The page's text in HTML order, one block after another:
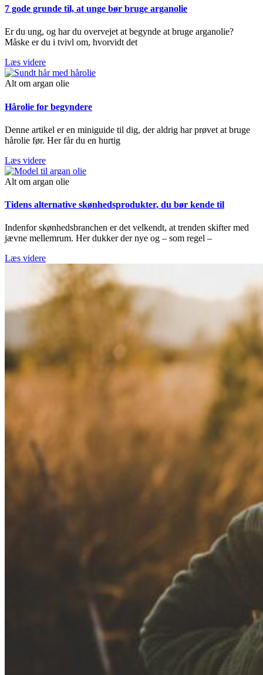
7 gode grunde til, at unge bør bruge arganolie
Er du ung, og har du overvejet at begynde at bruge arganolie?
Måske er du i tvivl om, hvorvidt det
Læs videre
Alt om argan olie
Hårolie for begyndere
Denne artikel er en miniguide til dig, der aldrig har prøvet at bruge
hårolie før. Her får du en hurtig
Læs videre
Alt om argan olie
Tidens alternative skønhedsprodukter, du bør kende til
Indenfor skønhedsbranchen er det velkendt, at trenden skifter med
jævne mellemrum. Her dukker der nye og – som regel –
Læs videre